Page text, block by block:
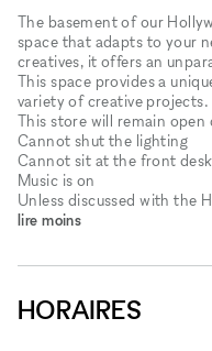
The basement of our
space that adapts to your
creatives, it offers an
This space provides a
variety of creative projects.
This store will remain open
Cannot shut the lighting
Cannot sit at the front desk
Music is on
Unless discussed with the
lire moins
HORAIRES